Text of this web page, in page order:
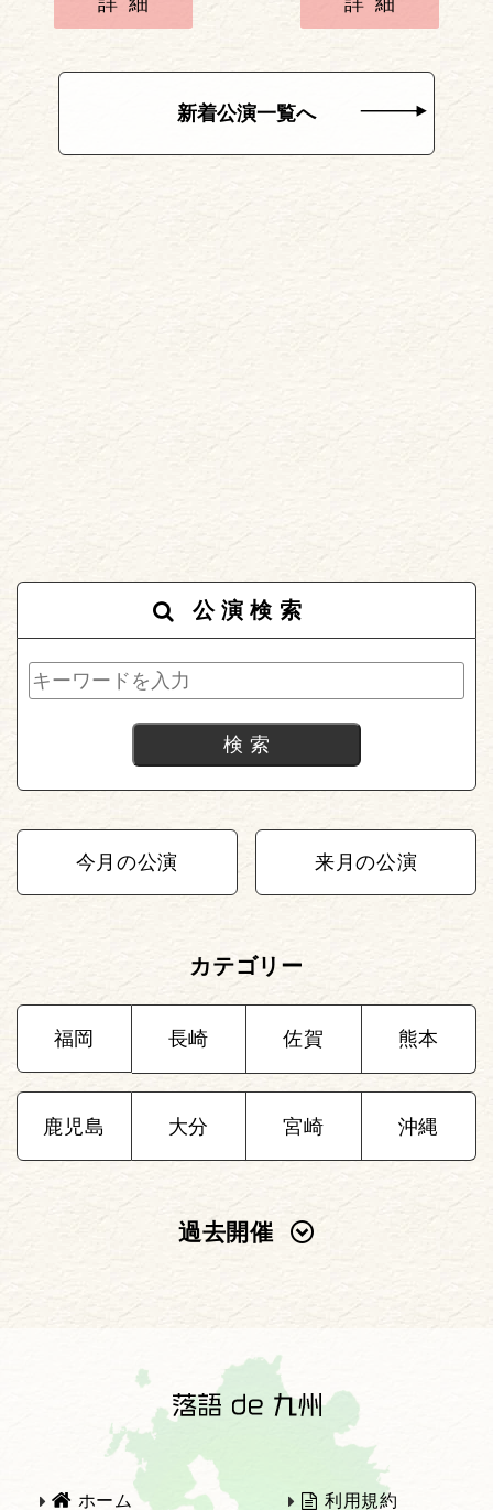
新着公演一覧へ
公演検索
今月の公演 来月の公演
カテゴリー
福岡 長崎 佐賀 熊本
鹿児島 大分 宮崎 沖縄
過去開催
2025年 2024年
2022年
2021年 2020年
ホーム 利用規約